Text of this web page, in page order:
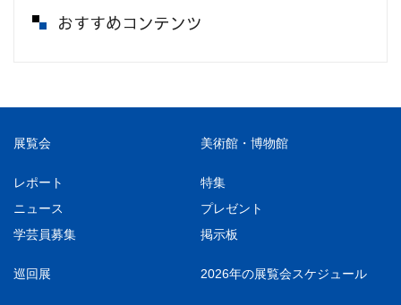
おすすめコンテンツ
展覧会 美術館・博物館
レポート
特集
ニュース
プレゼント
学芸員募集
掲示板
巡回展 2026年の展覧会スケジュール